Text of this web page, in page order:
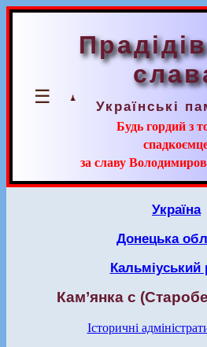
☰ Українські
Будь гордий з
за славу
Україна
Донецька
Кальміуський
Кам’янка с
Історичні